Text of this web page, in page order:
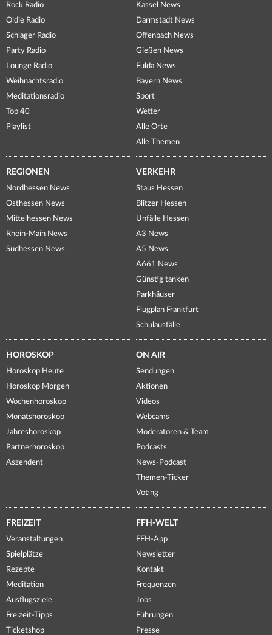
Rock Radio
Oldie Radio
Schlager Radio
Party Radio
Lounge Radio
Weihnachtsradio
Meditationsradio
Top 40
Playlist
Kassel News
Darmstadt News
Offenbach News
Gießen News
Fulda News
Bayern News
Sport
Wetter
Alle Orte
Alle Themen
REGIONEN
Nordhessen News
Osthessen News
Mittelhessen News
Rhein-Main News
Südhessen News
VERKEHR
Staus Hessen
Blitzer Hessen
Unfälle Hessen
A3 News
A5 News
A661 News
Günstig tanken
Parkhäuser
Flugplan Frankfurt
Schulausfälle
HOROSKOP
Horoskop Heute
Horoskop Morgen
Wochenhoroskop
Monatshoroskop
Jahreshoroskop
Partnerhoroskop
Aszendent
ON AIR
Sendungen
Aktionen
Videos
Webcams
Moderatoren & Team
Podcasts
News-Podcast
Themen-Ticker
Voting
FREIZEIT
Veranstaltungen
Spielplätze
Rezepte
Meditation
Ausflugsziele
Freizeit-Tipps
Ticketshop
FFH-WELT
FFH-App
Newsletter
Kontakt
Frequenzen
Jobs
Führungen
Presse